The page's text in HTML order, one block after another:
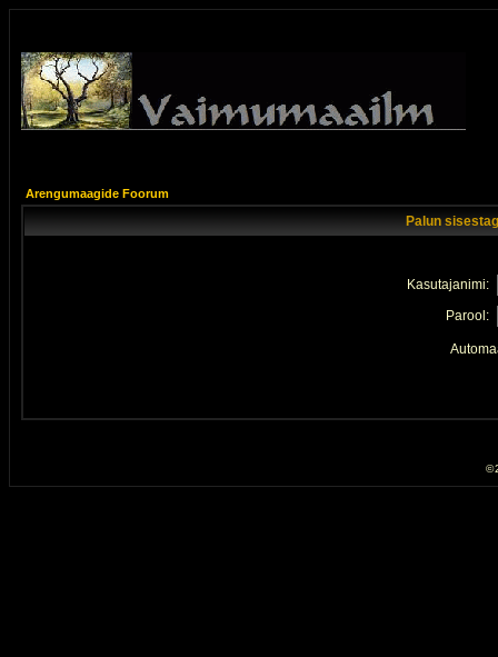
Arengumaagide Foorum
Palun
Kasutajanimi:
Parool:
©